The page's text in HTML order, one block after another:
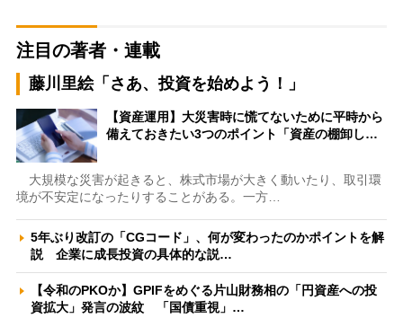
注目の著者・連載
藤川里絵「さあ、投資を始めよう！」
【資産運用】大災害時に慌てないために平時から
備えておきたい3つのポイント「資産の棚卸し…
大規模な災害が起きると、株式市場が大きく動いたり、取引環
境が不安定になったりすることがある。一方…
5年ぶり改訂の「CGコード」、何が変わったのかポイントを解
説 企業に成長投資の具体的な説…
【令和のPKOか】GPIFをめぐる片山財務相の「円資産への投
資拡大」発言の波紋 「国債重視」…